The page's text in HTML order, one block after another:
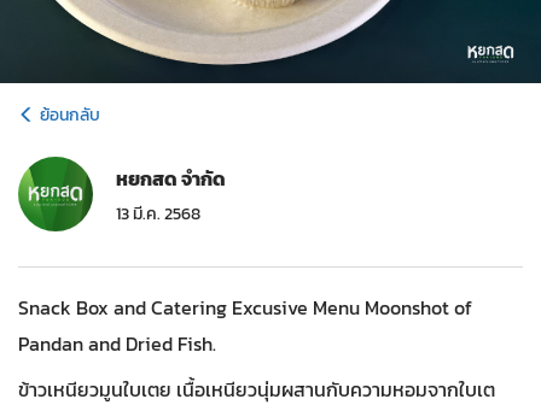
ย้อนกลับ
หยกสด จำกัด
13 มี.ค. 2568
Snack Box and Catering Excusive Menu Moonshot of
Pandan and Dried Fish.
ข้าวเหนียวมูนใบเตย เนื้อเหนียวนุ่มผสานกับความหอมจากใบเต